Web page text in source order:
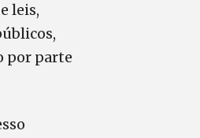
leis,
por parte